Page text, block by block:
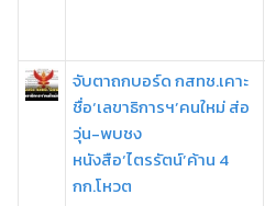
จับตาถกบอร์ด กสทช.เคาะ
ชื่อ‘เลขาธิการฯ’คนใหม่ ส่อ
วุ่น-พบชง
หนังสือ‘ไตรรัตน์’ค้าน 4
กก.โหวต